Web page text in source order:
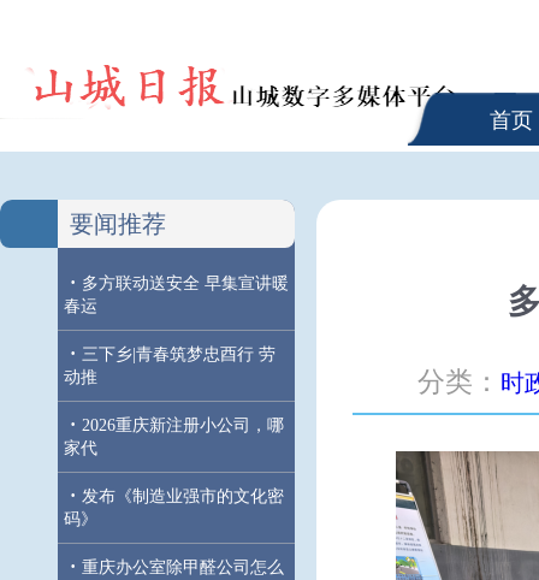
首页
要闻推荐
· 多方联动送安全 早集宣讲暖
春运
· 三下乡|青春筑梦忠酉行 劳
动推
· 2026重庆新注册小公司，哪
家代
· 发布《制造业强市的文化密
码》
· 重庆办公室除甲醛公司怎么
分类： 时